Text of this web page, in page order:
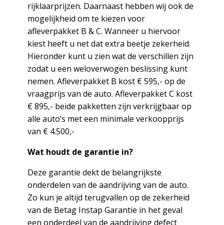
rijklaarprijzen. Daarnaast hebben wij ook de
mogelijkheid om te kiezen voor
afleverpakket B & C. Wanneer u hiervoor
kiest heeft u net dat extra beetje zekerheid.
Hieronder kunt u zien wat de verschillen zijn
zodat u een weloverwogen beslissing kunt
nemen. Afleverpakket B kost € 595,- op de
vraagprijs van de auto. Afleverpakket C kost
€ 895,- beide pakketten zijn verkrijgbaar op
alle auto’s met een minimale verkoopprijs
van € 4.500,-
Wat houdt de garantie in?
Deze garantie dekt de belangrijkste
onderdelen van de aandrijving van de auto.
Zo kun je altijd terugvallen op de zekerheid
van de Betag Instap Garantie in het geval
een onderdeel van de aandrijving defect